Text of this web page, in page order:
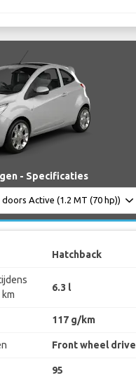
- Specificaties
Hatchback
6.3 l
117 g/km
Front wheel drive
95